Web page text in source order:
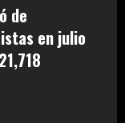
de
en julio